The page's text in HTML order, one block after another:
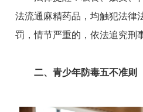
法流通麻精药品，均触犯法律
罚，情节严重的，依法追究刑
二、青少年防毒五不准则